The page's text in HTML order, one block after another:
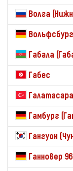
Волга
Вольфсбург
Габала
Габес
Гамбург
Гангуон
Ганновер 96